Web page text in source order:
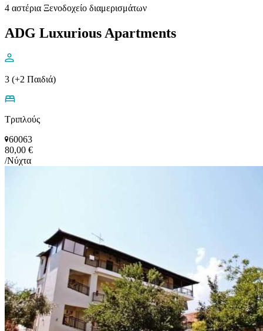
4 αστέρια Ξενοδοχείο διαμερισμάτων
ADG Luxurious Apartments
3 (+2 Παιδιά)
Τριπλούς
60063
80,00 €
/Νύχτα